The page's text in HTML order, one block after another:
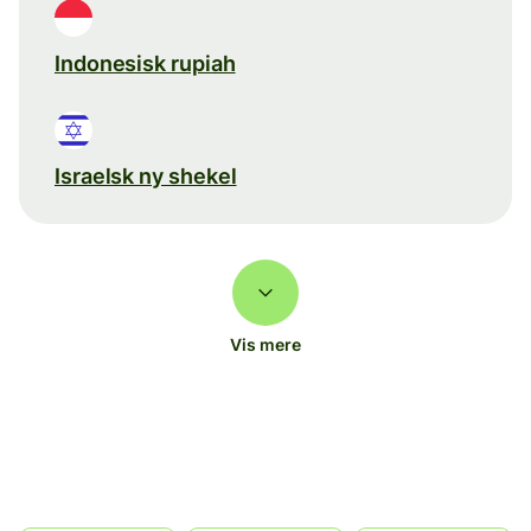
Indonesisk rupiah
Israelsk ny shekel
Vis mere